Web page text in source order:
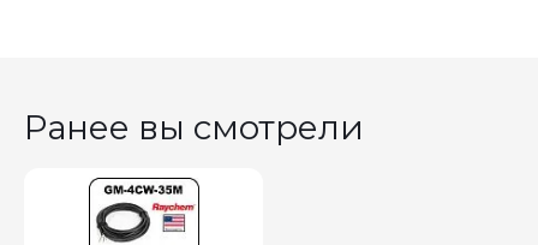
Ранее вы смотрели